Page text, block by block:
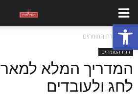
פתח סרגל נגישות
בית זירת המומחים
זירת המומחים
המדריך המלא
לחג ולעובדים